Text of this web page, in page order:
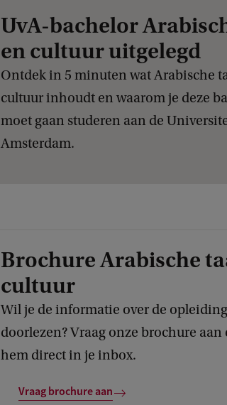
u
s
UvA-bachelor
en cultuur uitgelegd
Ontdek in 5 minuten wat Arabische
cultuur inhoudt en waarom je deze
moet gaan studeren aan de
Amsterdam.
Brochure Arabische
cultuur
Wil je de informatie over de
doorlezen? Vraag onze brochure
hem direct in je inbox.
Vraag brochure aan